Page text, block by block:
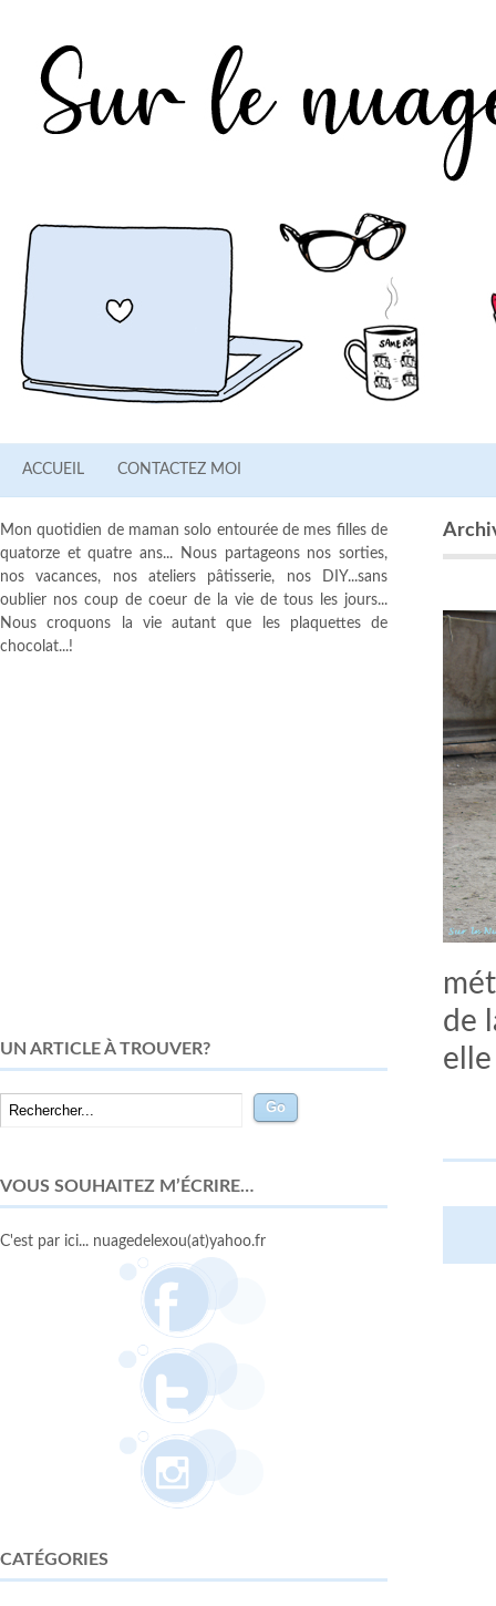
ACCUEIL CONTACTEZ MOI
de
elle
Mon quotidien de maman solo entourée de mes filles de
quatorze et quatre ans... Nous partageons nos sorties,
nos vacances, nos ateliers pâtisserie, nos DIY...sans
oublier nos coup de coeur de la vie de tous les jours...
Nous croquons la vie autant que les plaquettes de
chocolat...!
UN ARTICLE À TROUVER?
VOUS SOUHAITEZ M’ÉCRIRE…
C'est par ici... nuagedelexou(at)yahoo.fr
CATÉGORIES